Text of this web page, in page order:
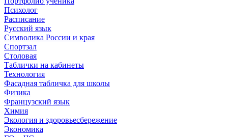
Психолог
Расписание
Русский язык
Символика России и края
Спортзал
Столовая
Таблички на кабинеты
Технология
Фасадная табличка для школы
Физика
Французский язык
Химия
Экология и здоровьесбережение
Экономика